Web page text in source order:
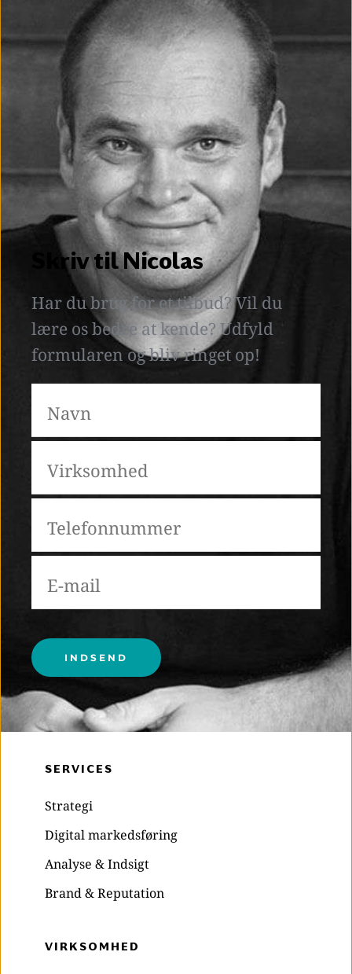
Skriv til Nicolas
Har du brug for et tilbud? Vil du
lære os bedre at kende? Udfyld
formularen og bliv ringet op!
SERVICES
Strategi
Digital markedsføring
Analyse & Indsigt
Brand & Reputation
VIRKSOMHED